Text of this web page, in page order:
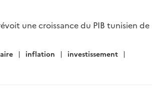
une croissance du PIB tunisien de
inflation
investissement